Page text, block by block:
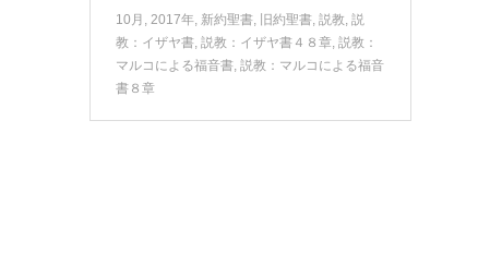
10月 , 2017年, 新約聖書, 旧約聖書, 説教, 説
教：イザヤ書, 説教：イザヤ書４８章, 説教：
マルコによる福音書, 説教：マルコによる福音
書８章